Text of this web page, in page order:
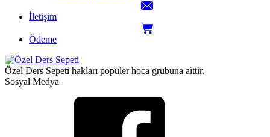
İletişim
Ödeme
Özel Ders Sepeti hakları popüler hoca grubuna aittir.
Sosyal Medya